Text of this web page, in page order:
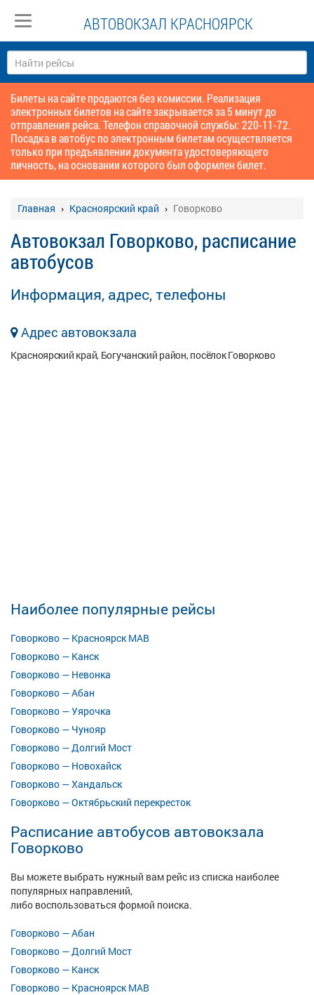
АВТОВОКЗАЛ КРАСНОЯРСК
Билеты на сайте продаются без комиссии. Реализация
электронных билетов на сайте закрывается за 5 минут до
отправления рейса. Телефон справочной службы: 220-11-72.
Посадка в автобус по электронным билетам осуществляется
только при предъявлении документа удостоверяющего
личность, на основании которого был оформлен билет.
Главная Красноярский край Говорково
Автовокзал Говорково, расписание
автобусов
Информация, адрес, телефоны
Адрес автовокзала
Красноярский край, Богучанский район, посёлок Говорково
Наиболее популярные рейсы
Говорково — Красноярск МАВ
Говорково — Канск
Говорково — Невонка
Говорково — Абан
Говорково — Уярочка
Говорково — Чунояр
Говорково — Долгий Мост
Говорково — Новохайск
Говорково — Хандальск
Говорково — Октябрьский перекресток
Расписание автобусов автовокзала
Говорково
Вы можете выбрать нужный вам рейс из списка наиболее
популярных направлений,
либо воспользоваться формой поиска.
Говорково — Абан
Говорково — Долгий Мост
Говорково — Канск
Говорково — Красноярск МАВ